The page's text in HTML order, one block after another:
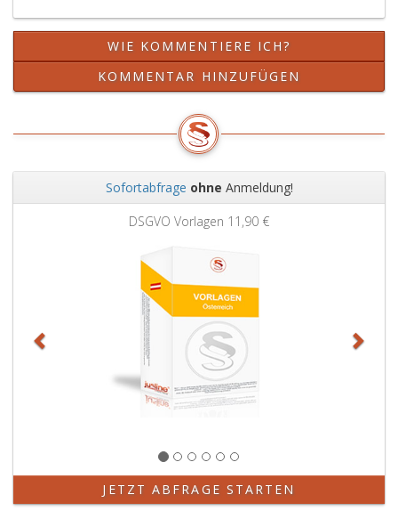
WIE KOMMENTIERE ICH?
KOMMENTAR HINZUFÜGEN
Sofortabfrage ohne Anmeldung!
DSGVO Vorlagen 11,90 €
JETZT ABFRAGE STARTEN